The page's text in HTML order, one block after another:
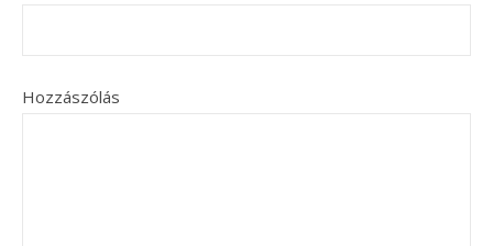
Hozzászólás